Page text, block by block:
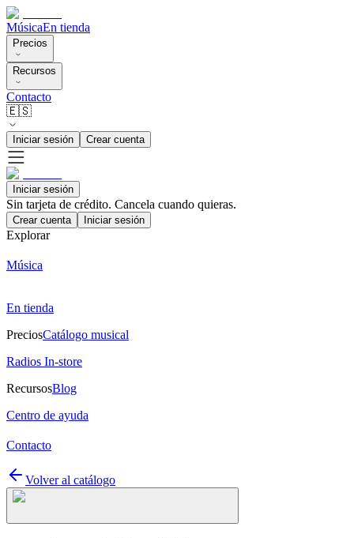
MúsicaEn tienda
Precios
Recursos
Contacto
🇪🇸
Iniciar sesión Crear cuenta
Iniciar sesión
Sin tarjeta de crédito. Cancela cuando quieras.
Crear cuenta Iniciar sesión
Explorar
Música
En tienda
PreciosCatálogo musical
Radios In-store
RecursosBlog
Centro de ayuda
Contacto
Volver al catálogo